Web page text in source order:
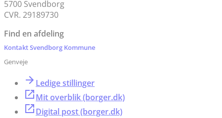
5700 Svendborg
CVR. 29189730
Find en afdeling
Kontakt Svendborg Kommune
Genveje
Ledige stillinger
Mit overblik (borger.dk)
Digital post (borger.dk)